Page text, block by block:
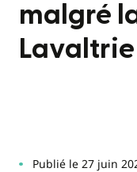
malgré
Lavaltrie
Publié le 27 juin